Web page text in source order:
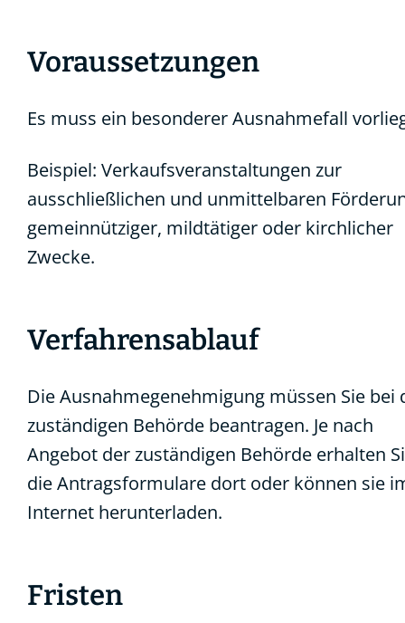
Voraussetzungen
Es muss ein besonderer Ausnahmefall
Beispiel: Verkaufsveranstaltungen zur
ausschließlichen und unmittelbaren
gemeinnütziger, mildtätiger oder kirchlicher
Zwecke.
Verfahrensablauf
Die Ausnahmegenehmigung müssen Sie bei
zuständigen Behörde beantragen. Je nach
Angebot der zuständigen Behörde erhalten
die Antragsformulare dort oder können sie
Internet herunterladen.
Fristen